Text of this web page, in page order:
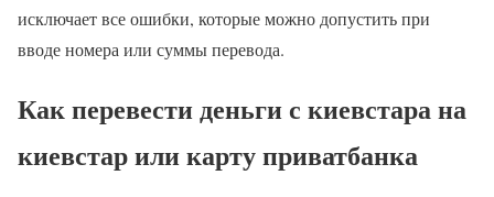
исключает все ошибки, которые можно допустить при
вводе номера или суммы перевода.
Как перевести деньги с киевстара на
киевстар или карту приватбанка